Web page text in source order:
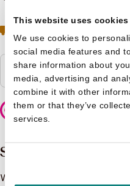
This website uses cookies
We use cookies to
social media features and
share information about
media, advertising and
combine it with other
them or that they’ve
services.
Geen boeken meer op
Neem contact op met
Niet
Samenvatting
Wie rijdt er mee? Wie werkt